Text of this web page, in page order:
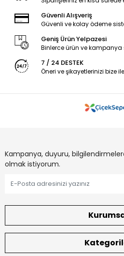
Güvenli Alışveriş
Güvenli ve kolay ödeme
Geniş Ürün Yelpazesi
Binlerce ürün ve kampanya
7 / 24 DESTEK
Öneri ve şikayetlerinizi bize
Kampanya, duyuru,
olmak istiyorum.